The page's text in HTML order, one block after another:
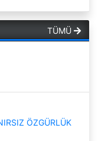
TÜMÜ
ÖZGÜRLÜK